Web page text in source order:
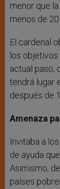
menor que
menos de
El cardenal
los
actual paso,
tendrá lugar
después de
Amenaza
Invitaba a
de ayuda
Asimismo,
países